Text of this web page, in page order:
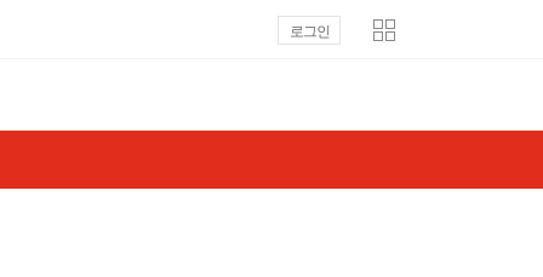
로그인